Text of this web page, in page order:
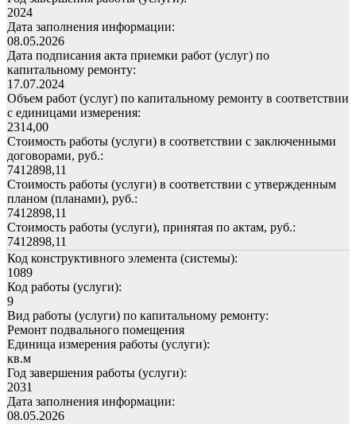
2024
Дата заполнения информации:
08.05.2026
Дата подписания акта приемки работ (услуг) по
капитальному ремонту:
17.07.2024
Объем работ (услуг) по капитальному ремонту в соответствии
с единицами измерения:
2314,00
Стоимость работы (услуги) в соответствии с заключенными
договорами, руб.:
7412898,11
Стоимость работы (услуги) в соответствии с утвержденным
планом (планами), руб.:
7412898,11
Стоимость работы (услуги), принятая по актам, руб.:
7412898,11
Код конструктивного элемента (системы):
1089
Код работы (услуги):
9
Вид работы (услуги) по капитальному ремонту:
Ремонт подвального помещения
Единица измерения работы (услуги):
кв.м
Год завершения работы (услуги):
2031
Дата заполнения информации:
08.05.2026